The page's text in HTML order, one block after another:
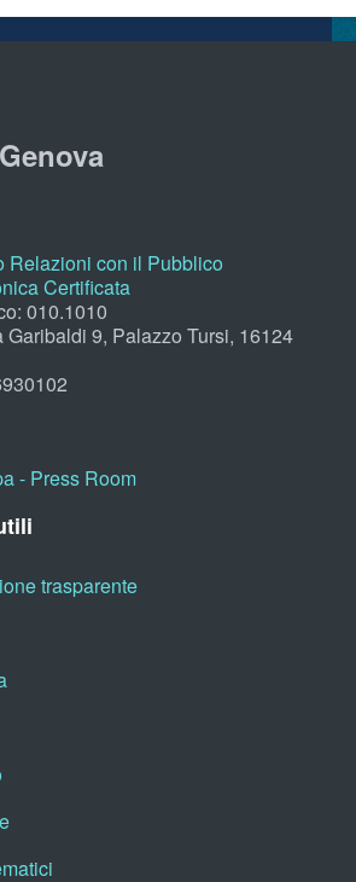
Relazioni con il Pubblico
Certificata
010.1010
Garibaldi 9, Palazzo Tursi, 16124
- Press Room
trasparente